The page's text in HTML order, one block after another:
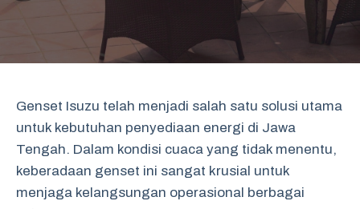
Genset Isuzu telah menjadi salah satu solusi utama
untuk kebutuhan penyediaan energi di Jawa
Tengah. Dalam kondisi cuaca yang tidak menentu,
keberadaan genset ini sangat krusial untuk
menjaga kelangsungan operasional berbagai